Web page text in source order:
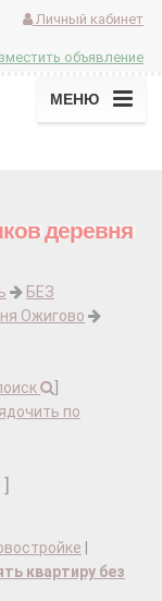
Личный кабинет
объявление
МЕНЮ
деревня
БЕЗ
Ожигово
по
квартиру без